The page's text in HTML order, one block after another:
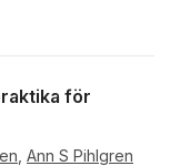
för
Ann S Pihlgren